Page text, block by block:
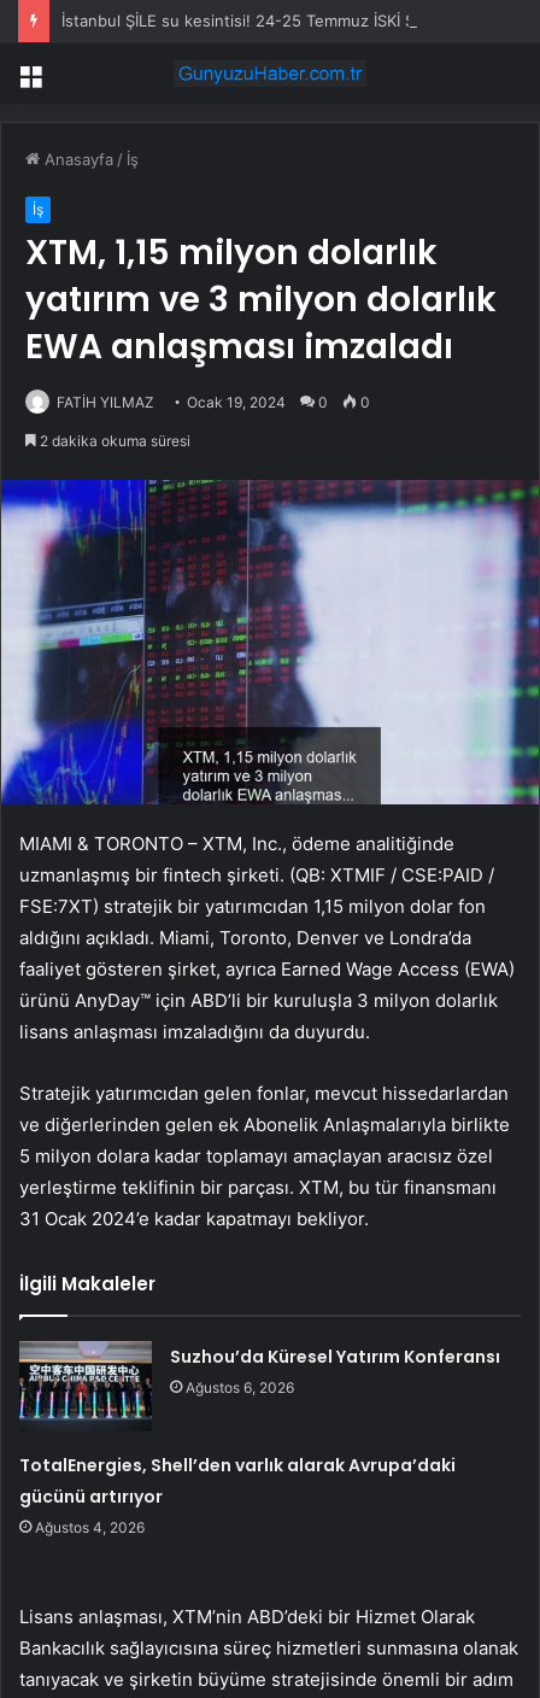
Menü
Anasayfa / İş
İş
XTM, 1,15 milyon dolarlık
yatırım ve 3 milyon dolarlık
EWA anlaşması imzaladı
FATİH YILMAZ Ocak 19, 2024 0 0
2 dakika okuma süresi
MIAMI & TORONTO – XTM, Inc., ödeme analitiğinde
uzmanlaşmış bir fintech şirketi. (QB: XTMIF / CSE:PAID /
FSE:7XT) stratejik bir yatırımcıdan 1,15 milyon dolar fon
aldığını açıkladı. Miami, Toronto, Denver ve Londra’da
faaliyet gösteren şirket, ayrıca Earned Wage Access (EWA)
ürünü AnyDay™ için ABD’li bir kuruluşla 3 milyon dolarlık
lisans anlaşması imzaladığını da duyurdu.
Stratejik yatırımcıdan gelen fonlar, mevcut hissedarlardan
ve diğerlerinden gelen ek Abonelik Anlaşmalarıyla birlikte
5 milyon dolara kadar toplamayı amaçlayan aracısız özel
yerleştirme teklifinin bir parçası. XTM, bu tür finansmanı
31 Ocak 2024’e kadar kapatmayı bekliyor.
İlgili Makaleler
Suzhou’da Küresel Yatırım Konferansı
Ağustos 6, 2026
TotalEnergies, Shell’den varlık alarak Avrupa’daki
gücünü artırıyor
Ağustos 4, 2026
Lisans anlaşması, XTM’nin ABD’deki bir Hizmet Olarak
Bankacılık sağlayıcısına süreç hizmetleri sunmasına olanak
tanıyacak ve şirketin büyüme stratejisinde önemli bir adım